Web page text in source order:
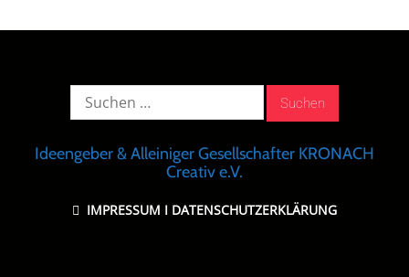
Suche
Ideengeber & Alleiniger Gesellschafter KRONACH
Creativ e.V.
IMPRESSUM I DATENSCHUTZERKLÄRUNG